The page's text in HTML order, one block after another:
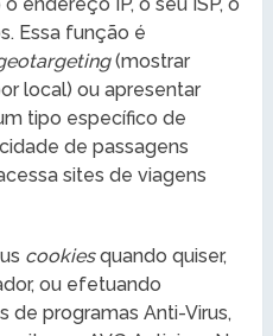
Essa função é
(mostrar
local) ou apresentar
tipo específico de
de passagens
sites de viagens
cookiesquando quiser,
ou efetuando
de programas Anti-Virus,